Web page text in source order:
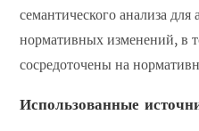
семантического анализа
нормативных изменений, в
сосредоточены на
Использованные